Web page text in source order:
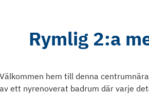
Rymlig 2:a
Välkommen hem till denna
av ett nyrenoverat badrum där varje